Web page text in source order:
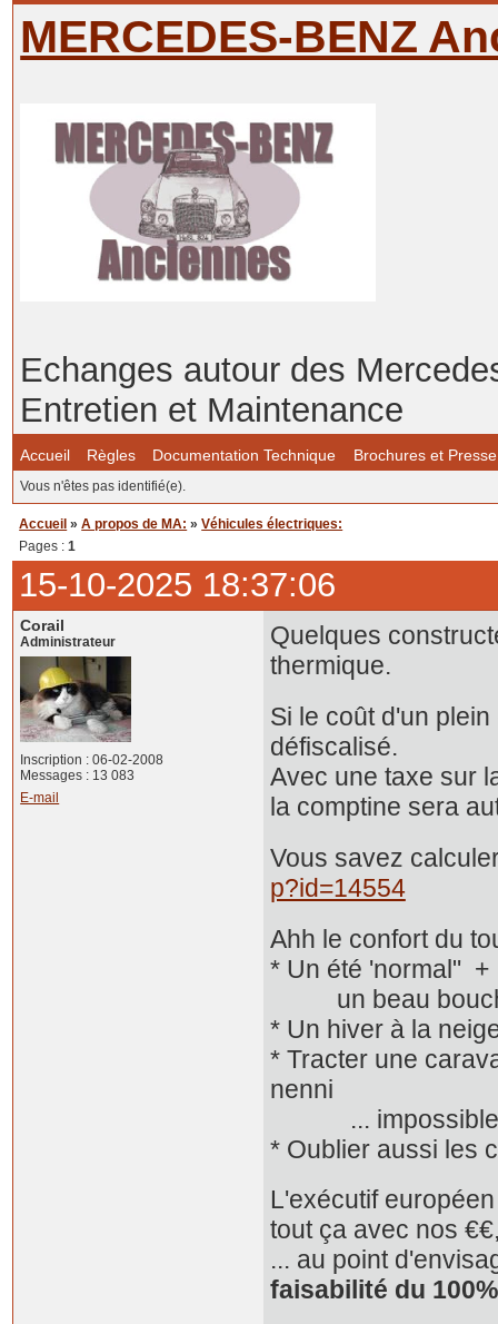
MERCEDES-BENZ
Echanges autour des
Entretien et Maintenance
Accueil Règles Documentation Technique Brochures et Presse
Vous n'êtes pas identifié(e).
Accueil »A propos de MA: »Véhicules électriques:
Pages :1
15-10-2025 18:37:06
Corail
Administrateur
Inscription : 06-02-2008
Messages : 13 083
E-mail
Quelques
thermique.
Si le coût d'un
défiscalisé.
Avec une taxe sur
la comptine sera
Vous savez
p?id=14554
Ahh le confort du
* Un été 'normal"
un beau
* Un hiver à la
* Tracter une
nenni
... impossible
* Oublier aussi les
L'exécutif
tout ça avec nos
... au point
faisabilité du